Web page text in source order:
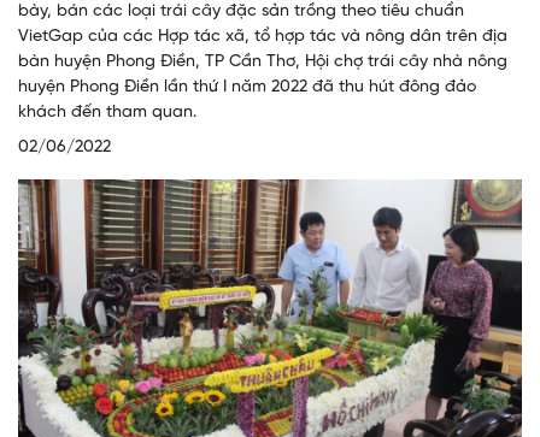
bày, bán các loại trái cây đặc sản trồng theo tiêu chuẩn
VietGap của các Hợp tác xã, tổ hợp tác và nông dân trên địa
bàn huyện Phong Điền, TP Cần Thơ, Hội chợ trái cây nhà nông
huyện Phong Điền lần thứ I năm 2022 đã thu hút đông đảo
khách đến tham quan.
02/06/2022